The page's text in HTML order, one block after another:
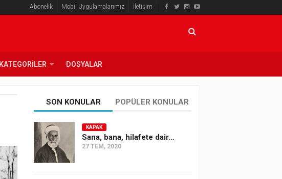
Abonelik Mobil Uygulamalarımız İletişim
KATEGORILER DOSYALAR
SON KONULAR POPÜLER KONULAR
KAPAK
Sana, bana, hilafete dair…
27 TEM, 2020